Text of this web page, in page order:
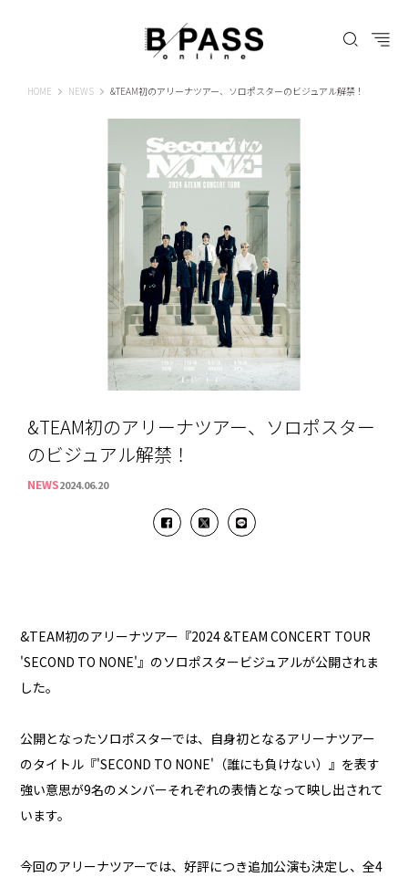
HOME B-PASS ONLINE
NEWS &TEAM初のアリーナツアー、ソロポスターのビジュアル解禁！
&TEAM初のアリーナツアー、ソロポスター
のビジュアル解禁！
NEWS2024.06.20
&TEAM初のアリーナツアー『2024 &TEAM CONCERT TOUR
'SECOND TO NONE'』のソロポスタービジュアルが公開されま
した。
公開となったソロポスターでは、自身初となるアリーナツアー
のタイトル『'SECOND TO NONE'（誰にも負けない）』を表す
強い意思が9名のメンバーそれぞれの表情となって映し出されて
います。
今回のアリーナツアーでは、好評につき追加公演も決定し、全4